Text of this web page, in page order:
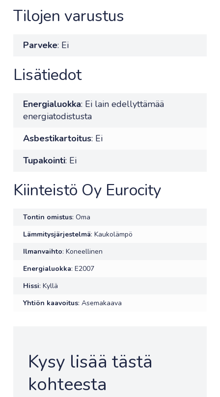
Tilojen varustus
Parveke: Ei
Lisätiedot
Energialuokka: Ei lain edellyttämää
energiatodistusta
Asbestikartoitus: Ei
Tupakointi: Ei
Kiinteistö Oy Eurocity
Tontin omistus: Oma
Lämmitysjärjestelmä: Kaukolämpö
Ilmanvaihto: Koneellinen
Energialuokka: E2007
Hissi: Kyllä
Yhtiön kaavoitus: Asemakaava
Kysy lisää tästä
kohteesta